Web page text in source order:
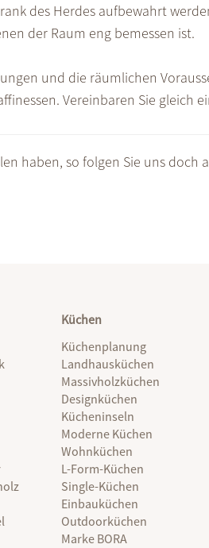
des Herdes aufbewahrt
der Raum eng bemessen ist.
und die räumlichen
Vereinbaren Sie gleich
haben, so folgen Sie uns doch
Küchen
Küchenplanung
Landhausküchen
Massivholzküchen
Designküchen
Kücheninseln
Moderne Küchen
Wohnküchen
L-Form-Küchen
Single-Küchen
Einbauküchen
Outdoorküchen
Marke BORA